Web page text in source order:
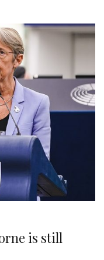
is still